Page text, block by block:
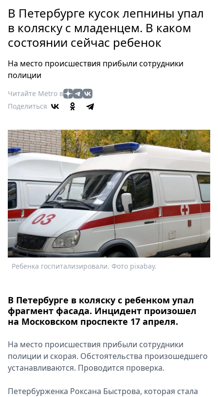
Россия
Мир
Здоровье
Туризм
Театр
Кино
Книги
Выставки
Пресс-
релизы
О
Metro
Стримы
Спецпроекты
Звезды
Выборы
2026
В Петербурге кусок лепнины упал
в коляску с младенцем. В каком
состоянии сейчас ребенок
На место происшествия прибыли сотрудники
полиции
Читайте Metro в
Поделиться
Ребенка госпитализировали. Фото pixabay.
В Петербурге в коляску с ребенком упал
фрагмент фасада. Инцидент произошел
на Московском проспекте 17 апреля.
На место происшествия прибыли сотрудники
полиции и скорая. Обстоятельства произошедшего
устанавливаются. Проводится проверка.
Петербурженка Роксана Быстрова, которая стала